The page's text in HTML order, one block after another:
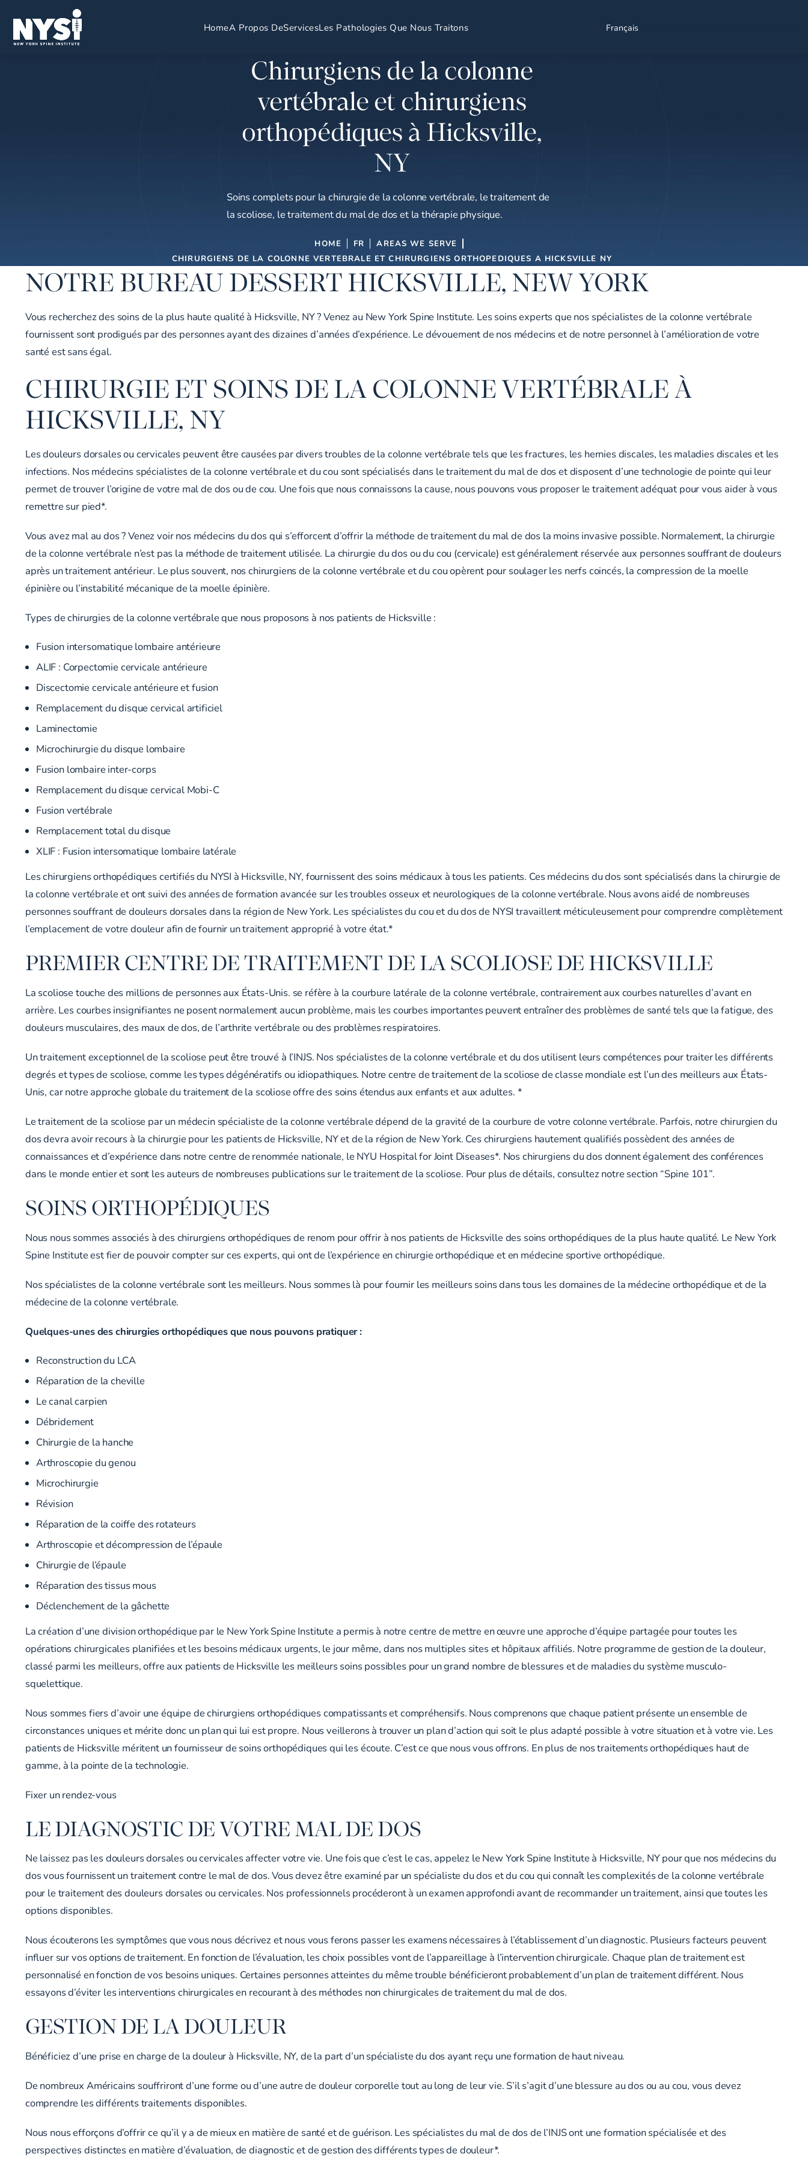
HomeA Propos DeServicesLes Pathologies Que Nous Traitons Français
Chirurgiens de la colonne
vertébrale et chirurgiens
orthopédiques à Hicksville,
NY
Soins complets pour la chirurgie de la colonne vertébrale, le traitement de
la scoliose, le traitement du mal de dos et la thérapie physique.
HOME FR
AREAS WE SERVE
CHIRURGIENS DE LA COLONNE VERTEBRALE ET CHIRURGIENS ORTHOPEDIQUES A HICKSVILLE NY
NOTRE BUREAU DESSERT HICKSVILLE, NEW YORK
Vous recherchez des soins de la plus haute qualité à Hicksville, NY ? Venez au New York Spine Institute. Les soins experts que nos spécialistes de la colonne vertébrale
fournissent sont prodigués par des personnes ayant des dizaines d’années d’expérience. Le dévouement de nos médecins et de notre personnel à l’amélioration de votre
santé est sans égal.
CHIRURGIE ET SOINS DE LA COLONNE VERTÉBRALE À
HICKSVILLE, NY
Les douleurs dorsales ou cervicales peuvent être causées par divers troubles de la colonne vertébrale tels que les fractures, les hernies discales, les maladies discales et les
infections. Nos médecins spécialistes de la colonne vertébrale et du cou sont spécialisés dans le traitement du mal de dos et disposent d’une technologie de pointe qui leur
permet de trouver l’origine de votre mal de dos ou de cou. Une fois que nous connaissons la cause, nous pouvons vous proposer le traitement adéquat pour vous aider à vous
remettre sur pied*.
Vous avez mal au dos ? Venez voir nos médecins du dos qui s’efforcent d’offrir la méthode de traitement du mal de dos la moins invasive possible. Normalement, la chirurgie
de la colonne vertébrale n’est pas la méthode de traitement utilisée. La chirurgie du dos ou du cou (cervicale) est généralement réservée aux personnes souffrant de douleurs
après un traitement antérieur. Le plus souvent, nos chirurgiens de la colonne vertébrale et du cou opèrent pour soulager les nerfs coincés, la compression de la moelle
épinière ou l’instabilité mécanique de la moelle épinière.
Types de chirurgies de la colonne vertébrale que nous proposons à nos patients de Hicksville :
Fusion intersomatique lombaire antérieure
ALIF : Corpectomie cervicale antérieure
Discectomie cervicale antérieure et fusion
Remplacement du disque cervical artificiel
Laminectomie
Microchirurgie du disque lombaire
Fusion lombaire inter-corps
Remplacement du disque cervical Mobi-C
Fusion vertébrale
Remplacement total du disque
XLIF : Fusion intersomatique lombaire latérale
Les chirurgiens orthopédiques certifiés du NYSI à Hicksville, NY, fournissent des soins médicaux à tous les patients. Ces médecins du dos sont spécialisés dans la chirurgie de
la colonne vertébrale et ont suivi des années de formation avancée sur les troubles osseux et neurologiques de la colonne vertébrale. Nous avons aidé de nombreuses
personnes souffrant de douleurs dorsales dans la région de New York. Les spécialistes du cou et du dos de NYSI travaillent méticuleusement pour comprendre complètement
l’emplacement de votre douleur afin de fournir un traitement approprié à votre état.*
PREMIER CENTRE DE TRAITEMENT DE LA SCOLIOSE DE HICKSVILLE
La scoliose touche des millions de personnes aux États-Unis. se réfère à la courbure latérale de la colonne vertébrale, contrairement aux courbes naturelles d’avant en
arrière. Les courbes insignifiantes ne posent normalement aucun problème, mais les courbes importantes peuvent entraîner des problèmes de santé tels que la fatigue, des
douleurs musculaires, des maux de dos, de l’arthrite vertébrale ou des problèmes respiratoires.
Un traitement exceptionnel de la scoliose peut être trouvé à l’INJS. Nos spécialistes de la colonne vertébrale et du dos utilisent leurs compétences pour traiter les différents
degrés et types de scoliose, comme les types dégénératifs ou idiopathiques. Notre centre de traitement de la scoliose de classe mondiale est l’un des meilleurs aux États-
Unis, car notre approche globale du traitement de la scoliose offre des soins étendus aux enfants et aux adultes. *
Le traitement de la scoliose par un médecin spécialiste de la colonne vertébrale dépend de la gravité de la courbure de votre colonne vertébrale. Parfois, notre chirurgien du
dos devra avoir recours à la chirurgie pour les patients de Hicksville, NY et de la région de New York. Ces chirurgiens hautement qualifiés possèdent des années de
connaissances et d’expérience dans notre centre de renommée nationale, le NYU Hospital for Joint Diseases*. Nos chirurgiens du dos donnent également des conférences
dans le monde entier et sont les auteurs de nombreuses publications sur le traitement de la scoliose. Pour plus de détails, consultez notre section “Spine 101”.
SOINS ORTHOPÉDIQUES
Nous nous sommes associés à des chirurgiens orthopédiques de renom pour offrir à nos patients de Hicksville des soins orthopédiques de la plus haute qualité. Le New York
Spine Institute est fier de pouvoir compter sur ces experts, qui ont de l’expérience en chirurgie orthopédique et en médecine sportive orthopédique.
Nos spécialistes de la colonne vertébrale sont les meilleurs. Nous sommes là pour fournir les meilleurs soins dans tous les domaines de la médecine orthopédique et de la
médecine de la colonne vertébrale.
Quelques-unes des chirurgies orthopédiques que nous pouvons pratiquer :
Reconstruction du LCA
Réparation de la cheville
Le canal carpien
Débridement
Chirurgie de la hanche
Arthroscopie du genou
Microchirurgie
Révision
Réparation de la coiffe des rotateurs
Arthroscopie et décompression de l’épaule
Chirurgie de l’épaule
Réparation des tissus mous
Déclenchement de la gâchette
La création d’une division orthopédique par le New York Spine Institute a permis à notre centre de mettre en œuvre une approche d’équipe partagée pour toutes les
opérations chirurgicales planifiées et les besoins médicaux urgents, le jour même, dans nos multiples sites et hôpitaux affiliés. Notre programme de gestion de la douleur,
classé parmi les meilleurs, offre aux patients de Hicksville les meilleurs soins possibles pour un grand nombre de blessures et de maladies du système musculo-
squelettique.
Nous sommes fiers d’avoir une équipe de chirurgiens orthopédiques compatissants et compréhensifs. Nous comprenons que chaque patient présente un ensemble de
circonstances uniques et mérite donc un plan qui lui est propre. Nous veillerons à trouver un plan d’action qui soit le plus adapté possible à votre situation et à votre vie. Les
patients de Hicksville méritent un fournisseur de soins orthopédiques qui les écoute. C’est ce que nous vous offrons. En plus de nos traitements orthopédiques haut de
gamme, à la pointe de la technologie.
Fixer un rendez-vous
LE DIAGNOSTIC DE VOTRE MAL DE DOS
Ne laissez pas les douleurs dorsales ou cervicales affecter votre vie. Une fois que c’est le cas, appelez le New York Spine Institute à Hicksville, NY pour que nos médecins du
dos vous fournissent un traitement contre le mal de dos. Vous devez être examiné par un spécialiste du dos et du cou qui connaît les complexités de la colonne vertébrale
pour le traitement des douleurs dorsales ou cervicales. Nos professionnels procéderont à un examen approfondi avant de recommander un traitement, ainsi que toutes les
options disponibles.
Nous écouterons les symptômes que vous nous décrivez et nous vous ferons passer les examens nécessaires à l’établissement d’un diagnostic. Plusieurs facteurs peuvent
influer sur vos options de traitement. En fonction de l’évaluation, les choix possibles vont de l’appareillage à l’intervention chirurgicale. Chaque plan de traitement est
personnalisé en fonction de vos besoins uniques. Certaines personnes atteintes du même trouble bénéficieront probablement d’un plan de traitement différent. Nous
essayons d’éviter les interventions chirurgicales en recourant à des méthodes non chirurgicales de traitement du mal de dos.
GESTION DE LA DOULEUR
Bénéficiez d’une prise en charge de la douleur à Hicksville, NY, de la part d’un spécialiste du dos ayant reçu une formation de haut niveau.
De nombreux Américains souffriront d’une forme ou d’une autre de douleur corporelle tout au long de leur vie. S’il s’agit d’une blessure au dos ou au cou, vous devez
comprendre les différents traitements disponibles.
Nous nous efforçons d’offrir ce qu’il y a de mieux en matière de santé et de guérison. Les spécialistes du mal de dos de l’INJS ont une formation spécialisée et des
perspectives distinctes en matière d’évaluation, de diagnostic et de gestion des différents types de douleur*.